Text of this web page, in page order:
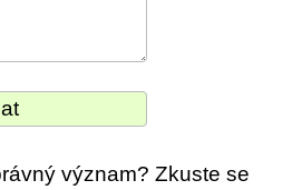
význam? Zkuste se